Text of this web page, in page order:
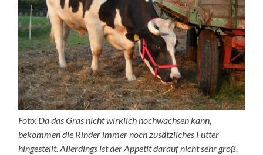
Foto: Da das Gras nicht wirklich hochwachsen kann,
bekommen die Rinder immer noch zusätzliches Futter
hingestellt. Allerdings ist der Appetit darauf nicht sehr groß,